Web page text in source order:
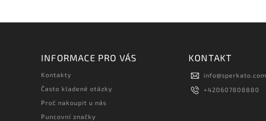
INFORMACE PRO VÁS
Kontakty
Často kladené otázky
Proč nakoupit u nás
Puncovní značky
KONTAKT
info@sperkato.com
+420607808880